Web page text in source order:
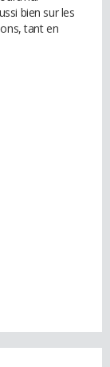
bien sur les
tant en